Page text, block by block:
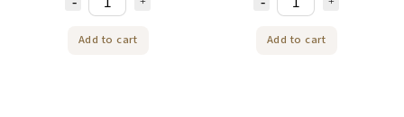
Add to cart Add to cart